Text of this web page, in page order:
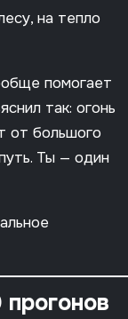
на тепло
помогает
так: огонь
от большого
Ты — один